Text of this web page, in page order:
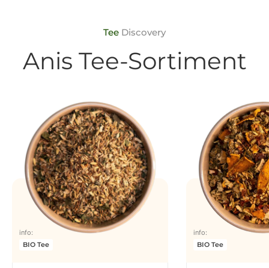
Tee Discovery
Anis Tee-Sortiment
info:
BIO Tee
info:
BIO Tee